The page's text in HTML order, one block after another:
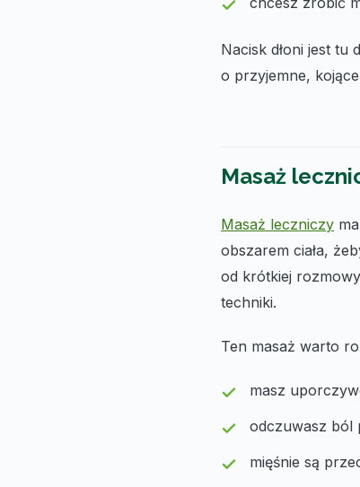
Nacisk dłoni jest tu
o przyjemne,
Masaż
Masaż leczniczy
obszarem ciała,
od krótkiej
techniki.
Ten masaż warto
masz
odczuwasz ból
mięśnie są